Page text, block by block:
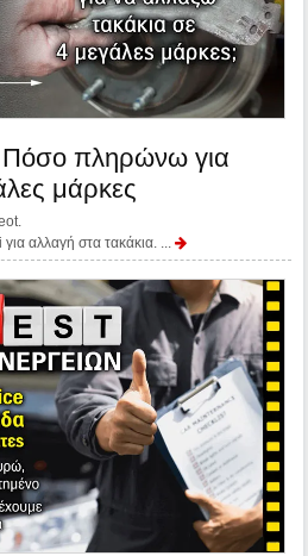
Πόσο πληρώνω για
μάρκες
αλλαγή στα τακάκια. ...